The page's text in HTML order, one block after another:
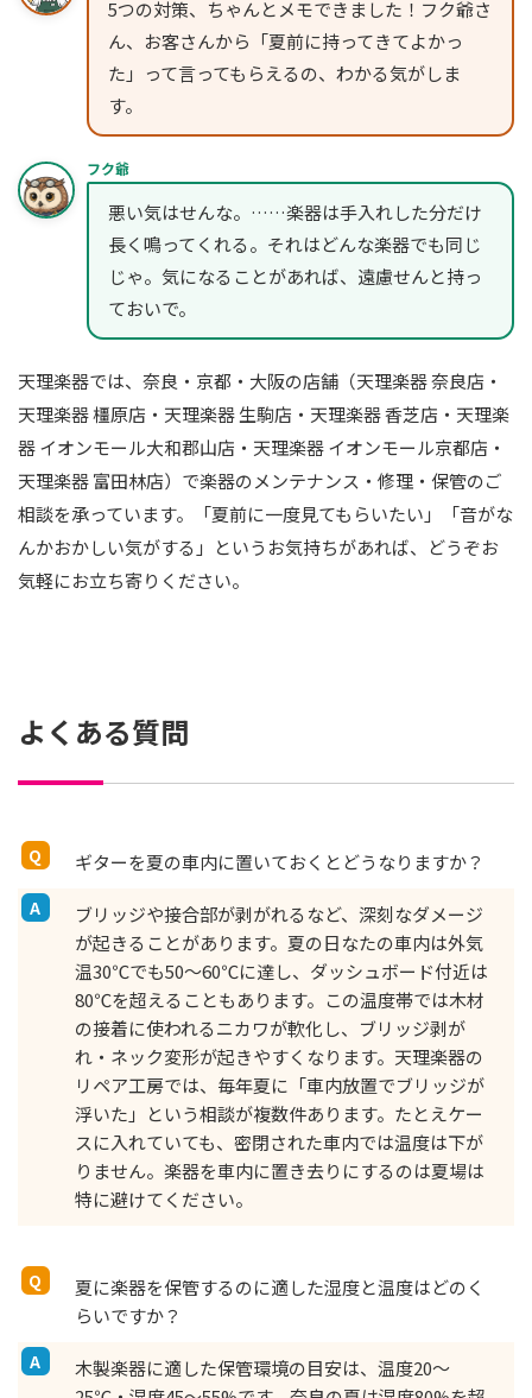
5つの対策、ちゃんとメモできました！フク爺さ
ん、お客さんから「夏前に持ってきてよかっ
た」って言ってもらえるの、わかる気がしま
す。
フク爺
悪い気はせんな。……楽器は手入れした分だけ
長く鳴ってくれる。それはどんな楽器でも同じ
じゃ。気になることがあれば、遠慮せんと持っ
ておいで。
天理楽器では、奈良・京都・大阪の店舗（天理楽器 奈良店・
天理楽器 橿原店・天理楽器 生駒店・天理楽器 香芝店・天理楽
器 イオンモール大和郡山店・天理楽器 イオンモール京都店・
天理楽器 富田林店）で楽器のメンテナンス・修理・保管のご
相談を承っています。「夏前に一度見てもらいたい」「音がな
んかおかしい気がする」というお気持ちがあれば、どうぞお
気軽にお立ち寄りください。
よくある質問
ギターを夏の車内に置いておくとどうなりますか？
ブリッジや接合部が剥がれるなど、深刻なダメージ
が起きることがあります。夏の日なたの車内は外気
温30℃でも50〜60℃に達し、ダッシュボード付近は
80℃を超えることもあります。この温度帯では木材
の接着に使われるニカワが軟化し、ブリッジ剥が
れ・ネック変形が起きやすくなります。天理楽器の
リペア工房では、毎年夏に「車内放置でブリッジが
浮いた」という相談が複数件あります。たとえケー
スに入れていても、密閉された車内では温度は下が
りません。楽器を車内に置き去りにするのは夏場は
特に避けてください。
夏に楽器を保管するのに適した湿度と温度はどのく
らいですか？
木製楽器に適した保管環境の目安は、温度20〜